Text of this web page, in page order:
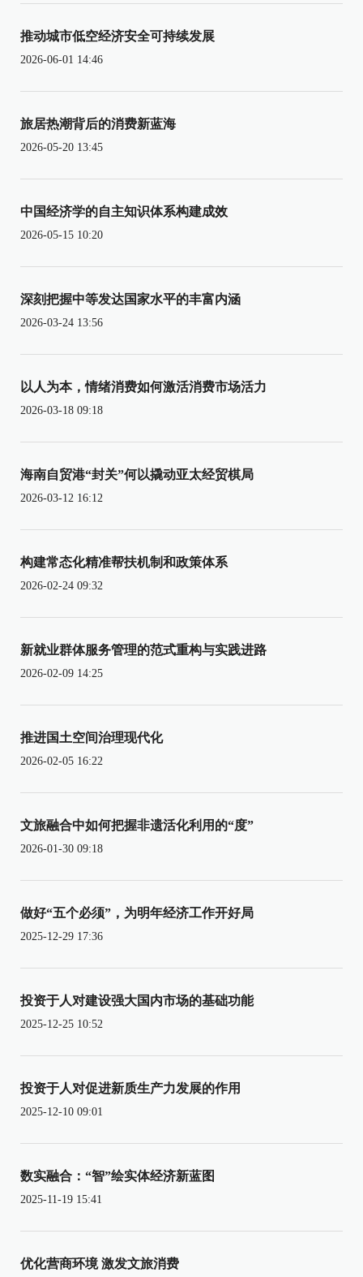
推动城市低空经济安全可持续发展
2026-06-01 14:46
旅居热潮背后的消费新蓝海
2026-05-20 13:45
中国经济学的自主知识体系构建成效
2026-05-15 10:20
深刻把握中等发达国家水平的丰富内涵
2026-03-24 13:56
以人为本，情绪消费如何激活消费市场活力
2026-03-18 09:18
海南自贸港“封关”何以撬动亚太经贸棋局
2026-03-12 16:12
构建常态化精准帮扶机制和政策体系
2026-02-24 09:32
新就业群体服务管理的范式重构与实践进路
2026-02-09 14:25
推进国土空间治理现代化
2026-02-05 16:22
文旅融合中如何把握非遗活化利用的“度”
2026-01-30 09:18
做好“五个必须”，为明年经济工作开好局
2025-12-29 17:36
投资于人对建设强大国内市场的基础功能
2025-12-25 10:52
投资于人对促进新质生产力发展的作用
2025-12-10 09:01
数实融合：“智”绘实体经济新蓝图
2025-11-19 15:41
优化营商环境 激发文旅消费